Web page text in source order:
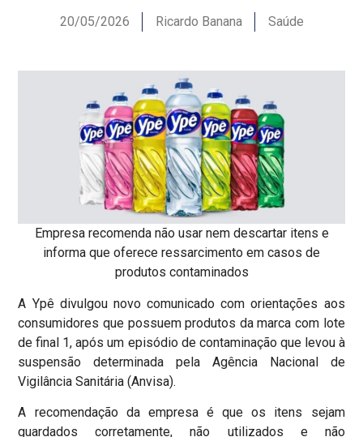
20/05/2026 Ricardo Banana Saúde
Empresa recomenda não usar nem descartar itens e
informa que oferece ressarcimento em casos de
produtos contaminados
A Ypê divulgou novo comunicado com orientações aos
consumidores que possuem produtos da marca com lote
de final 1, após um episódio de contaminação que levou à
suspensão determinada pela Agência Nacional de
Vigilância Sanitária (Anvisa).
A recomendação da empresa é que os itens sejam
guardados corretamente, não utilizados e não